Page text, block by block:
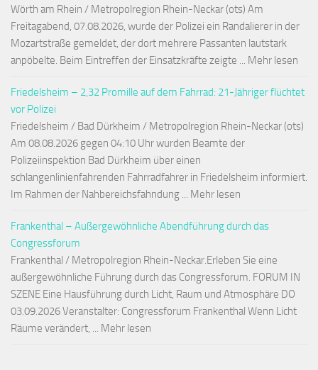
Wörth am Rhein / Metropolregion Rhein-Neckar (ots) Am
Freitagabend, 07.08.2026, wurde der Polizei ein Randalierer in der
Mozartstraße gemeldet, der dort mehrere Passanten lautstark
anpöbelte. Beim Eintreffen der Einsatzkräfte zeigte ... Mehr lesen
Friedelsheim – 2,32 Promille auf dem Fahrrad: 21-Jähriger flüchtet
vor Polizei
Friedelsheim / Bad Dürkheim / Metropolregion Rhein-Neckar (ots)
Am 08.08.2026 gegen 04:10 Uhr wurden Beamte der
Polizeiinspektion Bad Dürkheim über einen
schlangenlinienfahrenden Fahrradfahrer in Friedelsheim informiert.
Im Rahmen der Nahbereichsfahndung ... Mehr lesen
Frankenthal – Außergewöhnliche Abendführung durch das
Congressforum
Frankenthal / Metropolregion Rhein-Neckar.Erleben Sie eine
außergewöhnliche Führung durch das Congressforum. FORUM IN
SZENE Eine Hausführung durch Licht, Raum und Atmosphäre DO
03.09.2026 Veranstalter: Congressforum Frankenthal Wenn Licht
Räume verändert, ... Mehr lesen